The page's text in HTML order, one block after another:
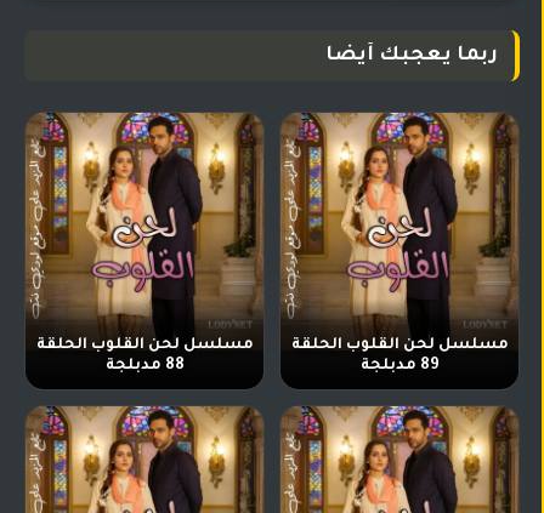
ربما يعجبك أيضا
مسلسل لحن القلوب الحلقة
89 مدبلجة
مسلسل لحن القلوب الحلقة
88 مدبلجة